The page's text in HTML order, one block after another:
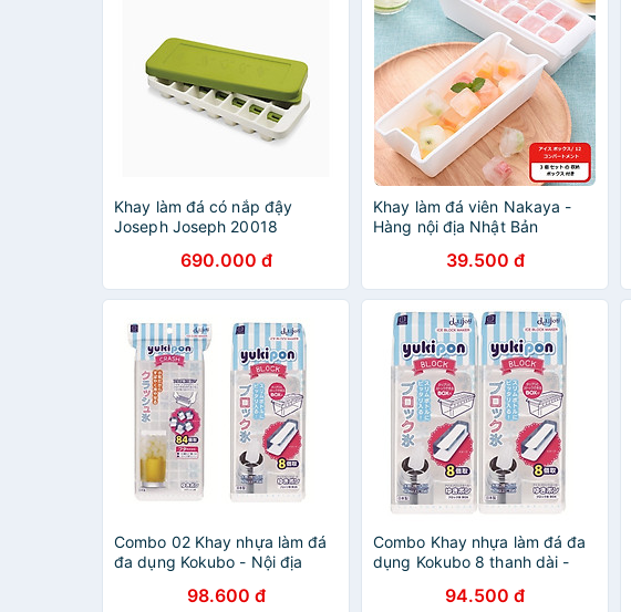
Khay làm đá có nắp đậy
Joseph Joseph 20018
690.000 đ
Khay làm đá viên Nakaya -
Hàng nội địa Nhật Bản
39.500 đ
Combo 02 Khay nhựa làm đá
đa dụng Kokubo - Nội địa
dài + 01 khay 84 viên mini)
98.600 đ
Combo Khay nhựa làm đá đa
dụng Kokubo 8 thanh dài -
94.500 đ